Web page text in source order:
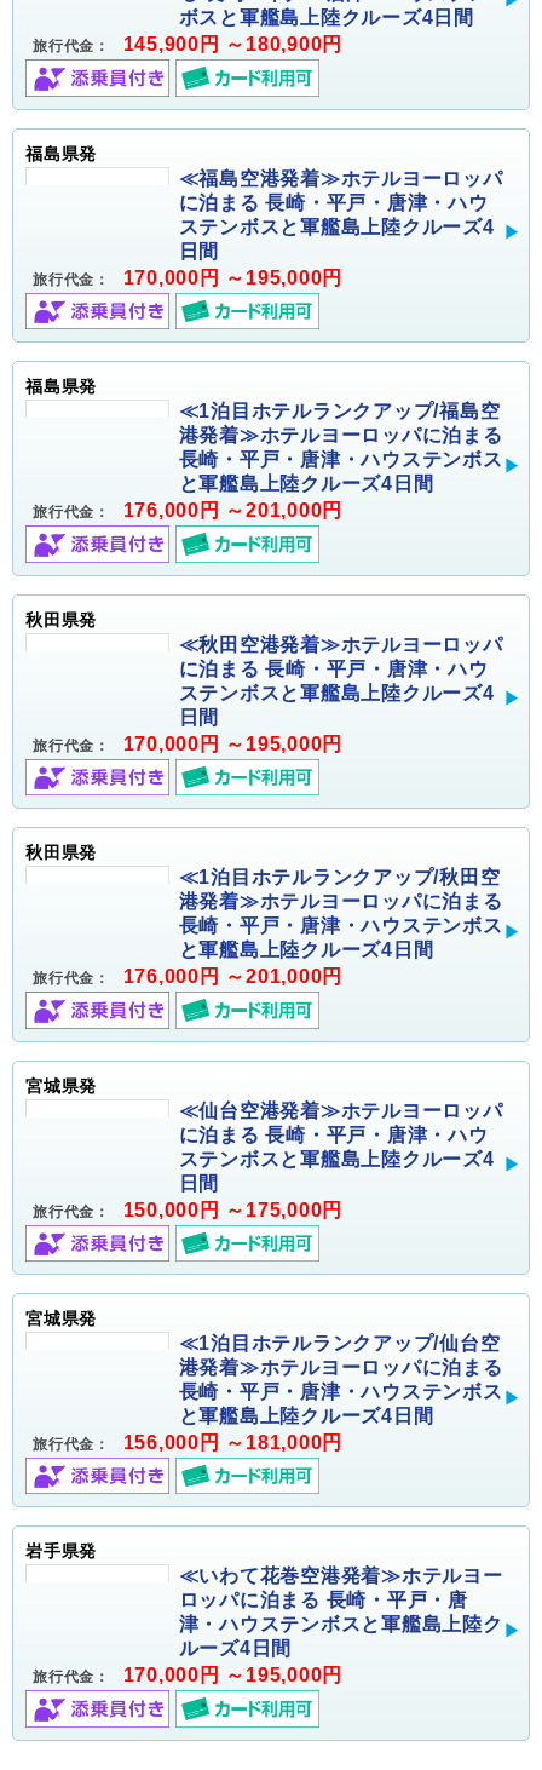
ボスと軍艦島上陸クルーズ4日間
旅行代金： 145,900円 ～180,900円
福島県発
≪福島空港発着≫ホテルヨーロッパ
に泊まる 長崎・平戸・唐津・ハウ
ステンボスと軍艦島上陸クルーズ4
日間
旅行代金： 170,000円 ～195,000円
福島県発
≪1泊目ホテルランクアップ/福島空
港発着≫ホテルヨーロッパに泊まる
長崎・平戸・唐津・ハウステンボス
と軍艦島上陸クルーズ4日間
旅行代金： 176,000円 ～201,000円
秋田県発
≪秋田空港発着≫ホテルヨーロッパ
に泊まる 長崎・平戸・唐津・ハウ
ステンボスと軍艦島上陸クルーズ4
日間
旅行代金： 170,000円 ～195,000円
秋田県発
≪1泊目ホテルランクアップ/秋田空
港発着≫ホテルヨーロッパに泊まる
長崎・平戸・唐津・ハウステンボス
と軍艦島上陸クルーズ4日間
旅行代金： 176,000円 ～201,000円
宮城県発
≪仙台空港発着≫ホテルヨーロッパ
に泊まる 長崎・平戸・唐津・ハウ
ステンボスと軍艦島上陸クルーズ4
日間
旅行代金： 150,000円 ～175,000円
宮城県発
≪1泊目ホテルランクアップ/仙台空
港発着≫ホテルヨーロッパに泊まる
長崎・平戸・唐津・ハウステンボス
と軍艦島上陸クルーズ4日間
旅行代金： 156,000円 ～181,000円
岩手県発
≪いわて花巻空港発着≫ホテルヨー
ロッパに泊まる 長崎・平戸・唐
津・ハウステンボスと軍艦島上陸ク
ルーズ4日間
旅行代金： 170,000円 ～195,000円